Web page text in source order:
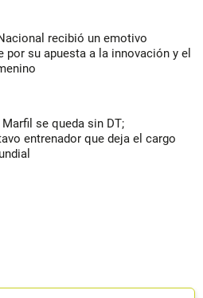
recibió un emotivo
por su apuesta a la innovación y el
se queda sin DT;
entrenador que deja el cargo